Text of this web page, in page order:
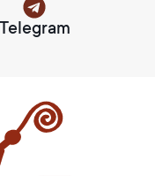
Telegram